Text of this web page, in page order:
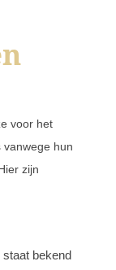
voor het
hun
zijn
staat bekend